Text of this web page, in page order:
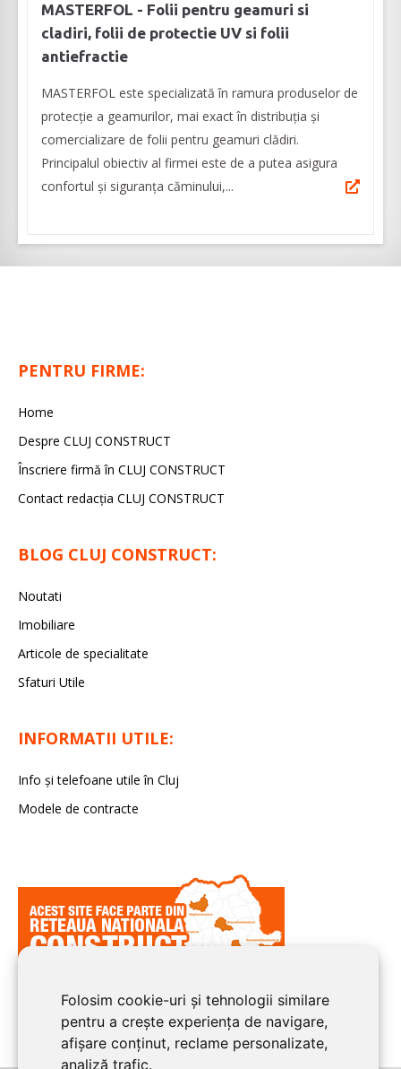
Folosim cookie-uri și tehnologii similare
pentru a crește experiența de navigare,
afișare conținut, reclame personalizate,
analiză trafic.
MASTERFOL - Folii pentru geamuri si
cladiri, folii de protectie UV si folii
antiefractie
MASTERFOL este specializată în ramura produselor de
protecție a geamurilor, mai exact în distribuția și
comercializare de folii pentru geamuri clădiri.
Principalul obiectiv al firmei este de a putea asigura
confortul și siguranța căminului,...
PENTRU FIRME:
Home
Despre CLUJ CONSTRUCT
Înscriere firmă în CLUJ CONSTRUCT
Contact redacția CLUJ CONSTRUCT
BLOG CLUJ CONSTRUCT:
Noutati
Imobiliare
Articole de specialitate
Sfaturi Utile
INFORMATII UTILE:
Info și telefoane utile în Cluj
Modele de contracte